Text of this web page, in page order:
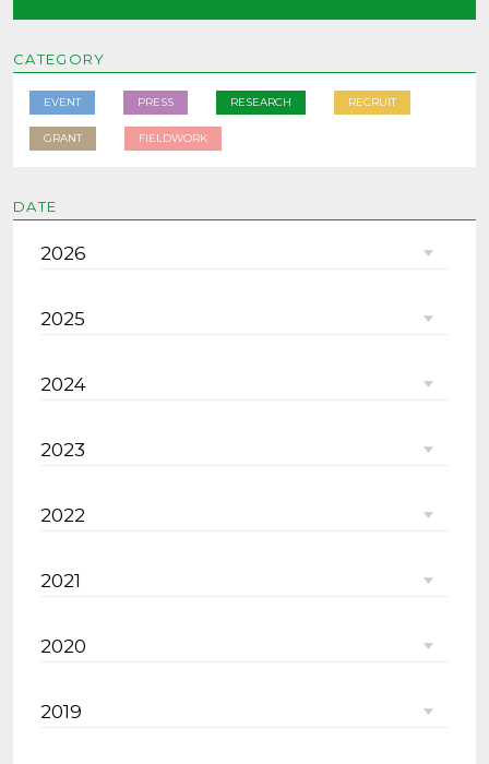
CATEGORY
EVENT PRESS RESEARCH RECRUIT
GRANT FIELDWORK
DATE
2026
2025
2024
2023
2022
2021
2020
2019